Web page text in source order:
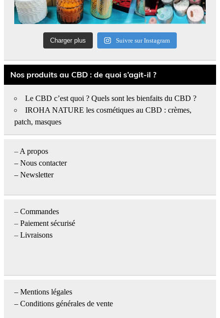
Charger plus Suivre sur Instagram
Nos produits au CBD : de quoi s’agit-il ?
Le CBD c’est quoi ? Quels sont les bienfaits du CBD ?
IROHA NATURE les cosmétiques au CBD : crèmes,
patch, masques
– A propos
– Nous contacter
– Newsletter
– Commandes
– Paiement sécurisé
– Livraisons
– Mentions légales
– Conditions générales de vente